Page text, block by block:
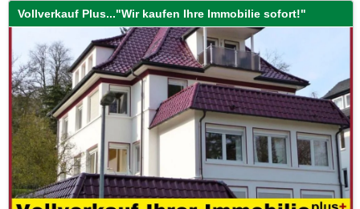
Vollverkauf Plus..."Wir kaufen Ihre Immobilie sofort!"